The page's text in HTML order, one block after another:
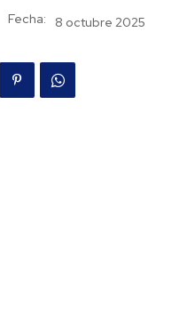
Fecha: 8 octubre 2025